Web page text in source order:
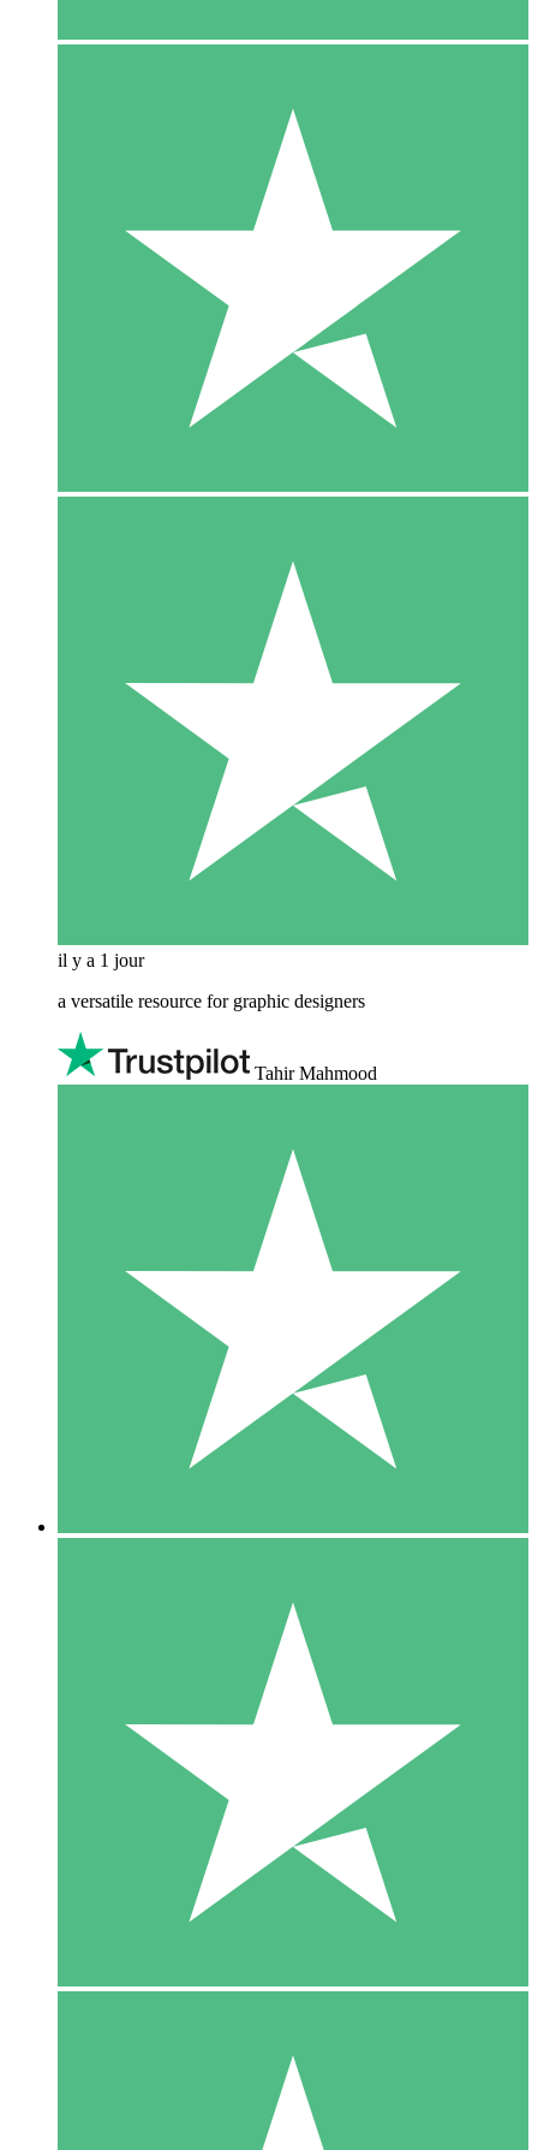
il y a 1 jour
a versatile resource for graphic designers
Tahir Mahmood